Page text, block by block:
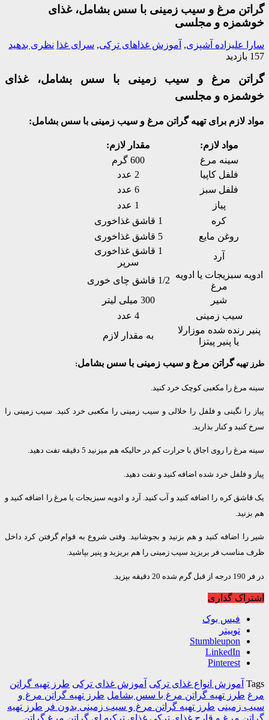
مرغ و سیب زمینی با سس بشامل، غذای
و مجلسی
علیزادهآشپزی,آموزش غذاهای ترکی, سرای غذا نظری بدهید
مرغ و سیب زمینی با سس بشامل، غذای
و مجلسی
لازم برای تهیه گراتن مرغ و سیب زمینی با سس بشامل:
مواد لازم:
مقدار لازم:
سینه مرغ
فلفل کاپیا
فلفل سبز
روغن مایع
1 قاشق غذاخوری
سرپر
سبزیجات یا ادویه
1/2 قاشق چای خوری
سیب زمینی
رنده شده موزارلا
یا پنیر پیتزا
به مقدار لازم
گراتن مرغ و سیب زمینی با سس بشامل:
مرغ را مکعبی کوچک خرد کنید.
را نگینی و فلفل را خلالی و سیب زمینی را مکعبی خرد کنید. سیب زمینی را
و کنار بذارید.
را روی اجاق با حرارت کم در حالیکه هم میزنید 5 دقیقه تفت دهید.
و فلفل خرد شده اضافه کنید و تفت دهید.
کره را اضافه کنید و آب کنید. آرد و ادویه سبزیجات یا مرغ را اضافه کنید و
اضافه کنید و هم بزنید و بجوشانید. وقتی شروع به قوام گرفتن کرد داخل
فر بریزید سیب زمینی را هم بریزید و پنیر بپاشید.
گذاری
فیس بوک
توییتر
Stumbleupon
LinkedIn
Pinterest
آموزش انواع غذای ترکی آموزش غذای ترکی طرز تهیه گراتن
طرز تهیه گراتن مرغ با سس بشامل طرز تهیه گراتن مرغ و
زمینی طرز تهیه گراتن مرغ و سیب زمینی بدون فر طرز تهیه
مرغ و قارچ غذای ترکی غذای ترکیه ای گراتن مرغ گراتن